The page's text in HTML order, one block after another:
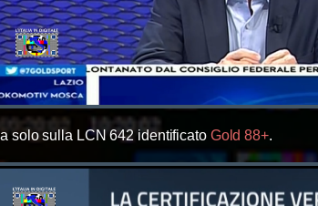
solo sulla LCN 642 identificatoGold 88+.